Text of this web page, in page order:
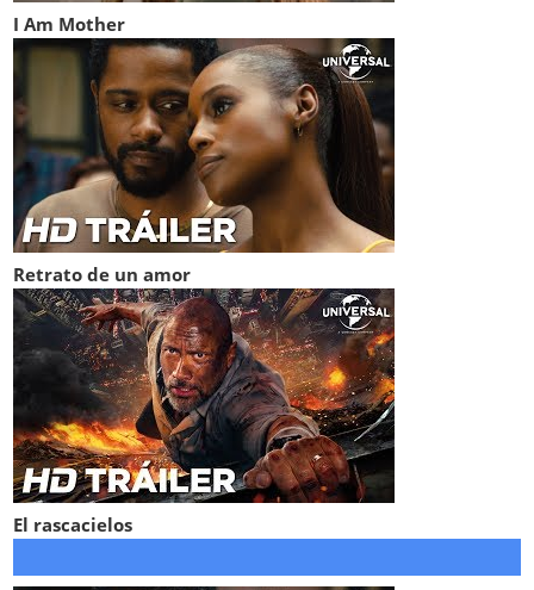
I Am Mother
Retrato de un amor
El rascacielos